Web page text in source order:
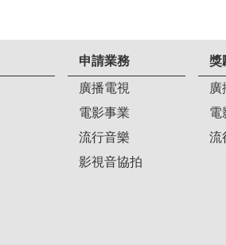
申請業務
廣播電視
電影事業
流行音樂
影視音協拍
獎
廣
電
流